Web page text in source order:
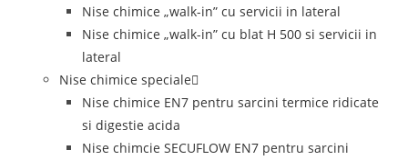
Nise chimice „walk-in” cu servicii in lateral
Nise chimice „walk-in” cu blat H 500 si servicii in
lateral
Nise chimice speciale
Nise chimice EN7 pentru sarcini termice ridicate
si digestie acida
Nise chimcie SECUFLOW EN7 pentru sarcini